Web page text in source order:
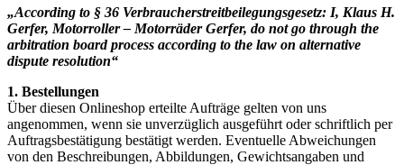
„According to § 36 Verbraucherstreitbeilegungsgesetz: I, Klaus H.
Gerfer, Motorroller – Motorräder Gerfer, do not go through the
arbitration board process according to the law on alternative
dispute resolution“
1. Bestellungen
Über diesen Onlineshop erteilte Aufträge gelten von uns
angenommen, wenn sie unverzüglich ausgeführt oder schriftlich per
Auftragsbestätigung bestätigt werden. Eventuelle Abweichungen
von den Beschreibungen, Abbildungen, Gewichtsangaben und